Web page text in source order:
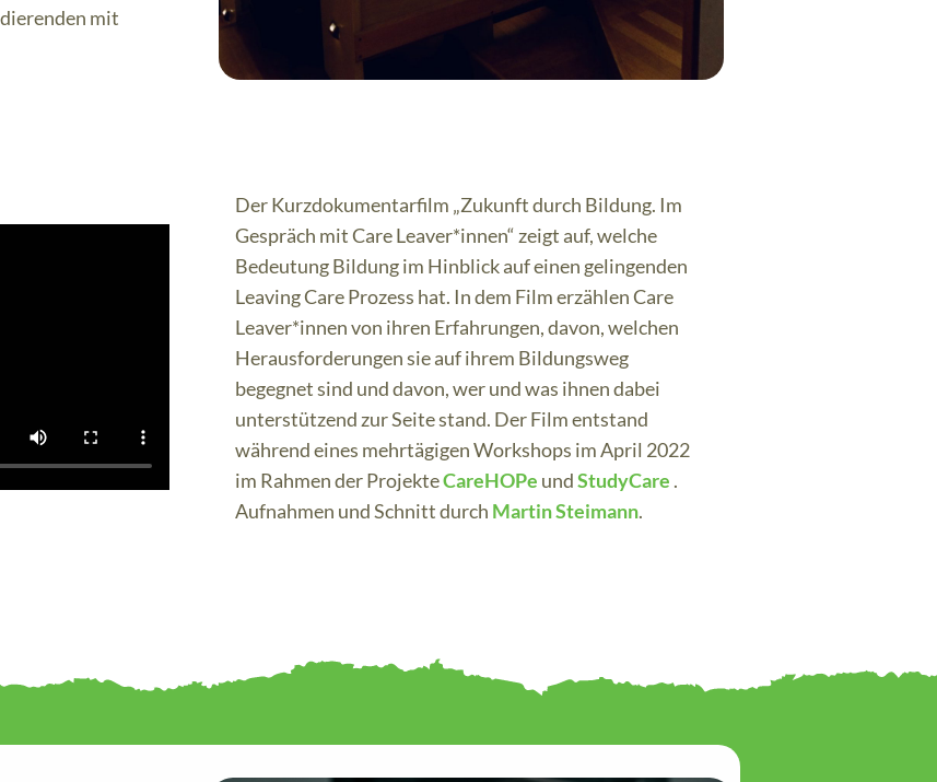
mit
Der Kurzdokumentarfilm „Zukunft durch Bildung. Im
Gespräch mit Care Leaver*innen“ zeigt auf, welche
Bedeutung Bildung im Hinblick auf einen gelingenden
Leaving Care Prozess hat. In dem Film erzählen Care
Leaver*innen von ihren Erfahrungen, davon, welchen
Herausforderungen sie auf ihrem Bildungsweg
begegnet sind und davon, wer und was ihnen dabei
unterstützend zur Seite stand. Der Film entstand
während eines mehrtägigen Workshops im April 2022
im Rahmen der ProjekteCareHOPe undStudyCare .
Aufnahmen und Schnitt durch Martin Steimann.